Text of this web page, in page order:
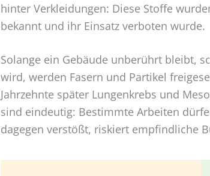
hinter Verkleidungen: Diese Stoffe
bekannt und ihr Einsatz verboten wurde.
Solange ein Gebäude unberührt bleibt,
wird, werden Fasern und Partikel
Jahrzehnte später Lungenkrebs und
sind eindeutig: Bestimmte Arbeiten
dagegen verstößt, riskiert empfindliche